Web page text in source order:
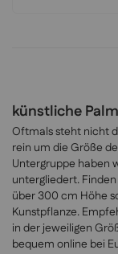
künstliche
Oftmals steht nicht
rein um die Größe
Untergruppe haben
untergliedert.
über 300 cm Höhe
Kunstpflanze.
in der jeweiligen
bequem online bei